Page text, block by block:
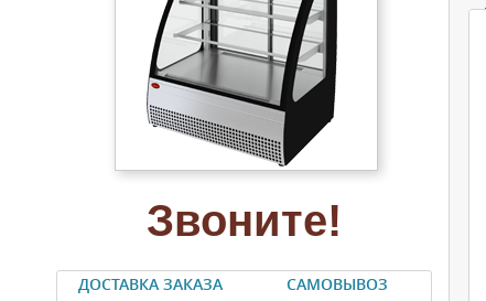
Звоните!
ДОСТАВКА ЗАКАЗА САМОВЫВОЗ